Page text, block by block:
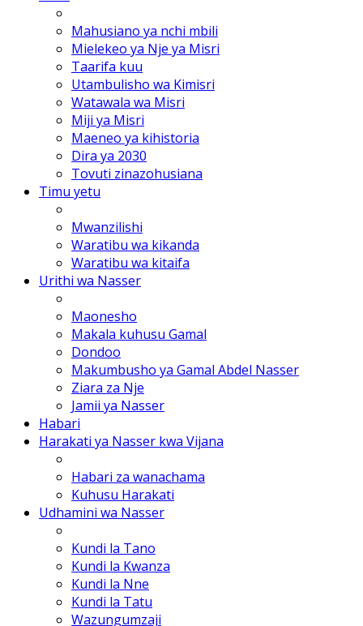
Mahusiano ya nchi mbili
Mielekeo ya Nje ya Misri
Taarifa kuu
Utambulisho wa Kimisri
Watawala wa Misri
Miji ya Misri
Maeneo ya kihistoria
Dira ya 2030
Tovuti zinazohusiana
Timu yetu
Mwanzilishi
Waratibu wa kikanda
Waratibu wa kitaifa
Urithi wa Nasser
Maonesho
Makala kuhusu Gamal
Dondoo
Makumbusho ya Gamal Abdel Nasser
Ziara za Nje
Jamii ya Nasser
Habari
Harakati ya Nasser kwa Vijana
Habari za wanachama
Kuhusu Harakati
Udhamini wa Nasser
Kundi la Tano
Kundi la Kwanza
Kundi la Nne
Kundi la Tatu
Wazungumzaji